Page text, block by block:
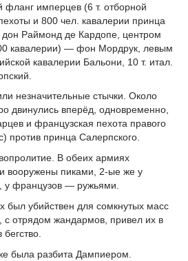
имперцев (6 т. отборной
и 800 чел. кавалерии принца
Раймонд де Кардопе, центром
кавалерии) — фон Мордрук, левым
кавалерии Бальони, 10 т. итал.
незначительные стычки. Около
двинулись вперёд, одновременно,
и французская пехота правого
против принца Салерпского.
В обеих армиях
вооружены пиками, 2-ые же y
y французов — ружьями.
был убийствен для сомкнутых масс
с отрядом жандармов, привел их в
была разбита Дампиером.